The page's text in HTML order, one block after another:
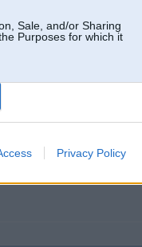
Sale, and/or Sharing
Purposes for which it
Privacy Policy